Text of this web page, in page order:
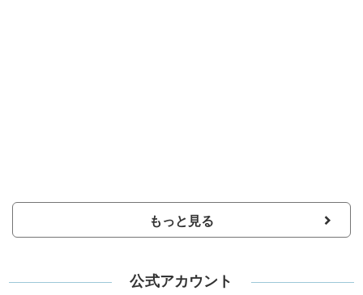
もっと見る
公式アカウント